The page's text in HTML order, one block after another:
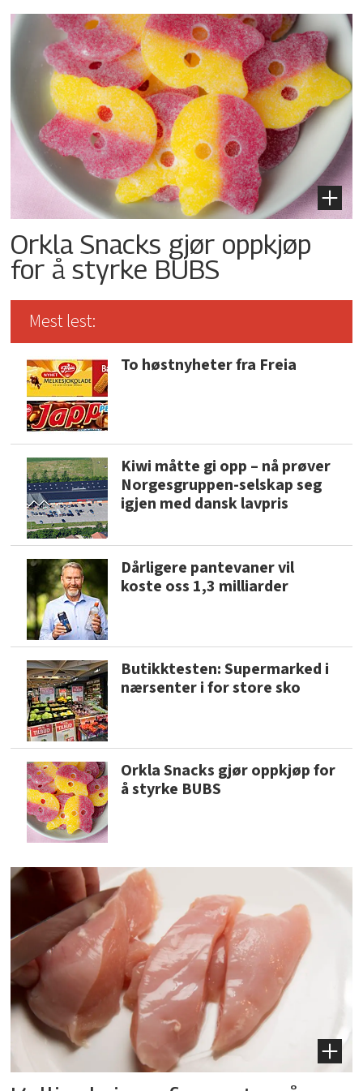
Orkla Snacks gjør oppkjøp
for å styrke BUBS
Mest lest:
To høstnyheter fra Freia
Kiwi måtte gi opp – nå prøver
Norgesgruppen-selskap seg
igjen med dansk lavpris
Dårligere pantevaner vil
koste oss 1,3 milliarder
Butikktesten: Supermarked i
nærsenter i for store sko
Orkla Snacks gjør oppkjøp for
å styrke BUBS